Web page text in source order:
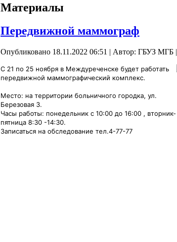
Материалы
Передвижной маммограф
Опубликовано 18.11.2022 06:51 | Автор: ГБУЗ МГБ |
С 21 по 25 ноября в Междуреченске будет работать
передвижной маммографический комплекс.
Место: на территории больничного городка, ул.
Березовая 3.
Часы работы: понедельник с 10:00 до 16:00 , вторник-
пятница 8:30 -14:30.
Записаться на обследование тел.4-77-77